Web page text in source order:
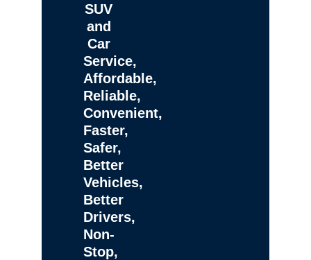
SUV
and
Car
Service,
Affordable,
Reliable,
Convenient,
Faster,
Safer,
Better
Vehicles,
Better
Drivers,
Non-
Stop,